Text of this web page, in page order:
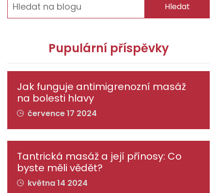
Hledat
Pupulární příspěvky
Jak funguje antimigrenozní masáž
na bolesti hlavy
července 17 2024
Tantrická masáž a její přínosy: Co
byste měli vědět?
května 14 2024